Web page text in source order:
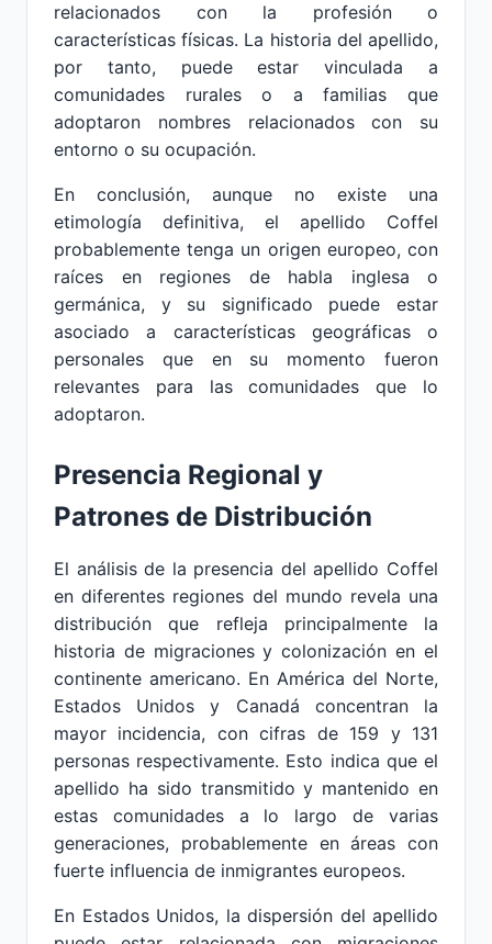
relacionados con la profesión o
características físicas. La historia del apellido,
por tanto, puede estar vinculada a
comunidades rurales o a familias que
adoptaron nombres relacionados con su
entorno o su ocupación.
En conclusión, aunque no existe una
etimología definitiva, el apellido Coffel
probablemente tenga un origen europeo, con
raíces en regiones de habla inglesa o
germánica, y su significado puede estar
asociado a características geográficas o
personales que en su momento fueron
relevantes para las comunidades que lo
adoptaron.
Presencia Regional y
Patrones de Distribución
El análisis de la presencia del apellido Coffel
en diferentes regiones del mundo revela una
distribución que refleja principalmente la
historia de migraciones y colonización en el
continente americano. En América del Norte,
Estados Unidos y Canadá concentran la
mayor incidencia, con cifras de 159 y 131
personas respectivamente. Esto indica que el
apellido ha sido transmitido y mantenido en
estas comunidades a lo largo de varias
generaciones, probablemente en áreas con
fuerte influencia de inmigrantes europeos.
En Estados Unidos, la dispersión del apellido